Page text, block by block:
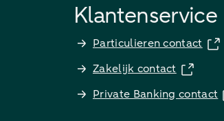
Klantenservice
Particulieren contact
Zakelijk contact
Private Banking contact